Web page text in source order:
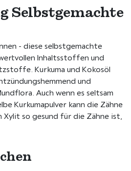
Selbstgemachte
- diese selbstgemachte
Inhaltsstoffen und
Kurkuma und Kokosöl
und
Auch wenn es seltsam
Kurkumapulver kann die Zähne
Xylit so gesund für die Zähne ist,